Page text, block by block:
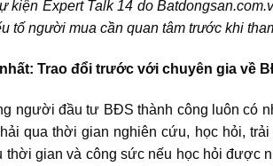
kiện Expert Talk 14 do
tố người mua cần quan tâm trước khi
Trao đổi trước với chuyên gia về
ngườiđầu tư BĐS thành công luôn có
qua thời gian nghiên cứu, học hỏi,
thời gian và công sức nếu học hỏi được